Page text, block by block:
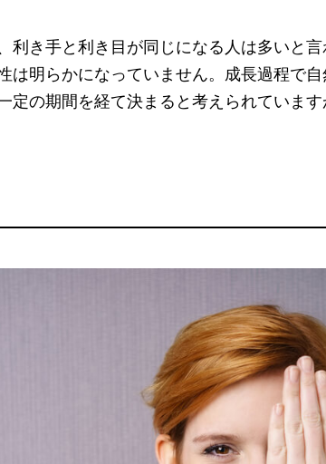
利き手と利き目が同じになる人は多いと
は明らかになっていません。成長過程で
定の期間を経て決まると考えられていま